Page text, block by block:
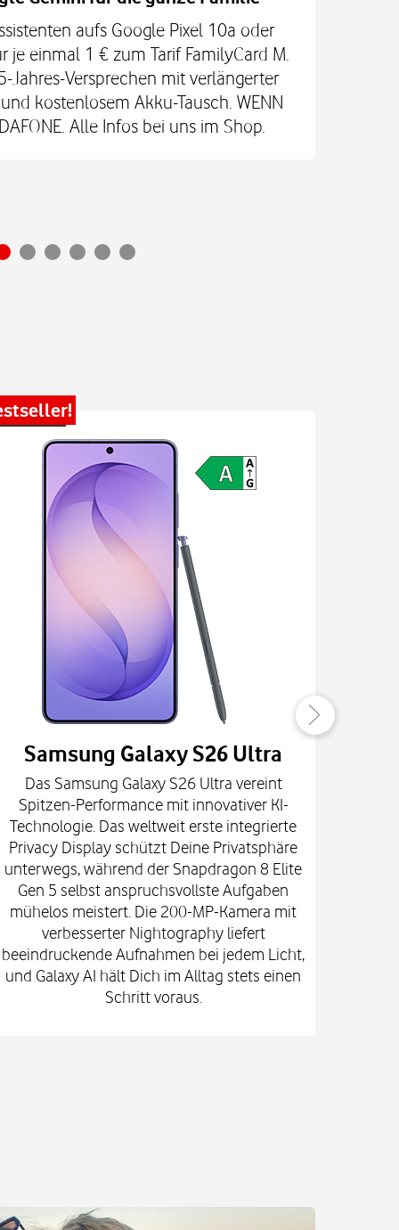
aufs Google Pixel 10a oder
je einmal 1 € zum Tarif FamilyCard M.
Jahres-Versprechen mit verlängerter
kostenlosem Akku-Tausch. WENN
Alle Infos bei uns im Shop.
Samsung Galaxy S26 Ultra
Das Samsung Galaxy S26 Ultra vereint
Spitzen-Performance mit innovativer KI-
Technologie. Das weltweit erste integrierte
Privacy Display schützt Deine Privatsphäre
unterwegs, während der Snapdragon 8 Elite
Gen 5 selbst anspruchsvollste Aufgaben
mühelos meistert. Die 200-MP-Kamera mit
verbesserter Nightography liefert
beeindruckende Aufnahmen bei jedem Licht,
und Galaxy AI hält Dich im Alltag stets einen
Schritt voraus.